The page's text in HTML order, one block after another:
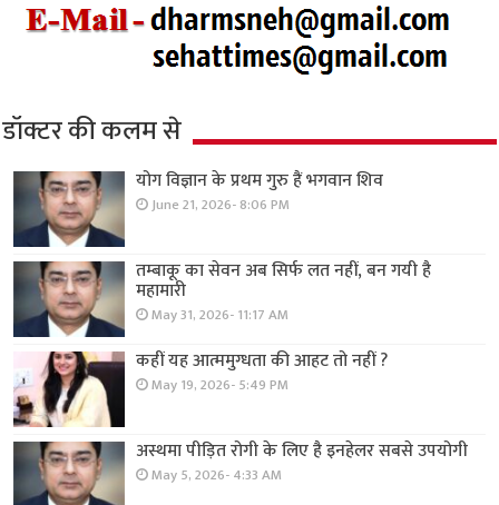
डॉक्टर की कलम से
योग विज्ञान के प्रथम गुरु हैं भगवान शिव
June 21, 2026- 8:06 PM
तम्बाकू का सेवन अब सिर्फ लत नहीं, बन गयी है
महामारी
May 31, 2026- 11:17 AM
कहीं यह आत्ममुग्धता की आहट तो नहीं ?
May 19, 2026- 5:49 PM
अस्थमा पीड़ित रोगी के लिए है इनहेलर सबसे उपयोगी
May 5, 2026- 4:33 AM